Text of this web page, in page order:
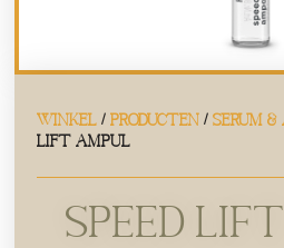
WINKEL /PRODUCTEN /SERUM
LIFT AMPUL
SPEED